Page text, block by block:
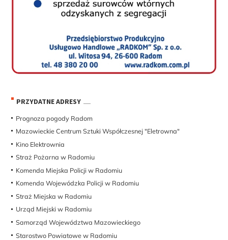
PRZYDATNE ADRESY
Prognoza pogody Radom
Mazowieckie Centrum Sztuki Współczesnej "Eletrowna"
Kino Elektrownia
Straż Pożarna w Radomiu
Komenda Miejska Policji w Radomiu
Komenda Wojewódzka Policji w Radomiu
Straż Miejska w Radomiu
Urząd Miejski w Radomiu
Samorząd Województwa Mazowieckiego
Starostwo Powiatowe w Radomiu